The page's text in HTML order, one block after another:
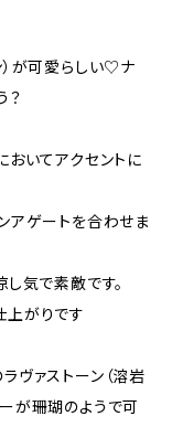
が可愛らしい♡ナ
？
おいてアクセントに
アゲートを合わせま
気で素敵です。
上がりです
ヴァストーン（溶岩
が珊瑚のようで可